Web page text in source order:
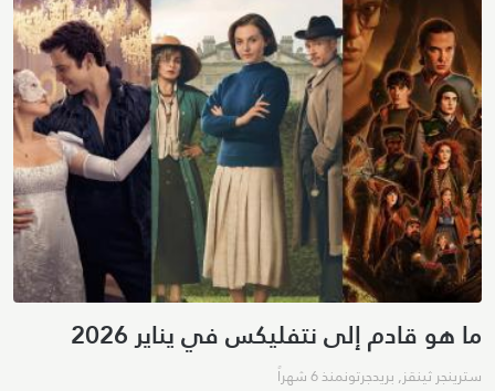
ما هو قادم إلى نتفليكس في يناير 2026
سترينجر ثينقز, بريدجرتونمنذ 6 شهراً